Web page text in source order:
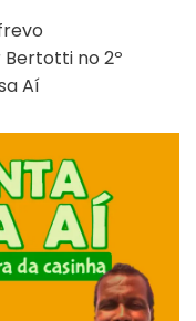
no 2º
Aí